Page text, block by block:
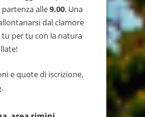
alle9.00. Una
dal clamore
per tu con la natura
e quote di iscrizione,
.